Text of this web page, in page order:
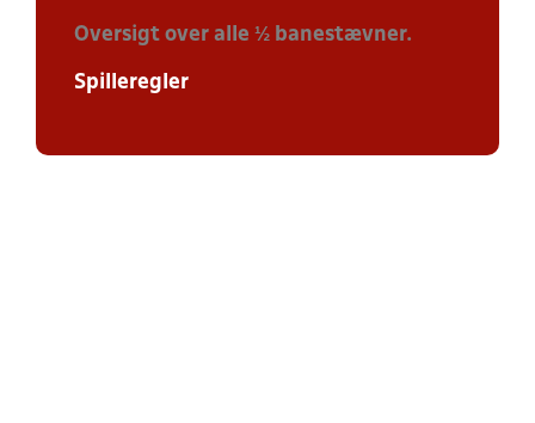
Oversigt over alle ½ banestævner.
Spilleregler